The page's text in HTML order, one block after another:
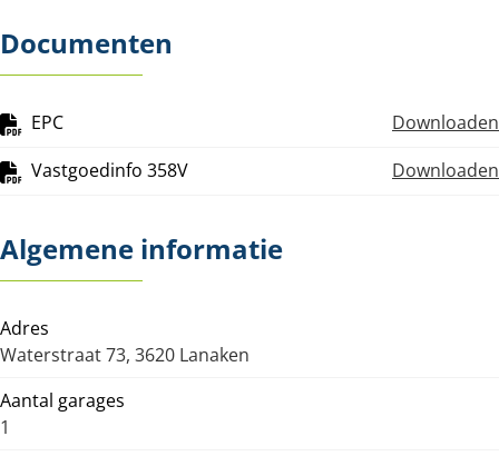
Documenten
EPC
Downloaden
Vastgoedinfo 358V
Downloaden
Algemene informatie
Adres
Waterstraat 73, 3620 Lanaken
Aantal garages
1